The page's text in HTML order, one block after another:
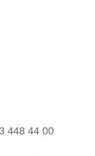
448 44 00